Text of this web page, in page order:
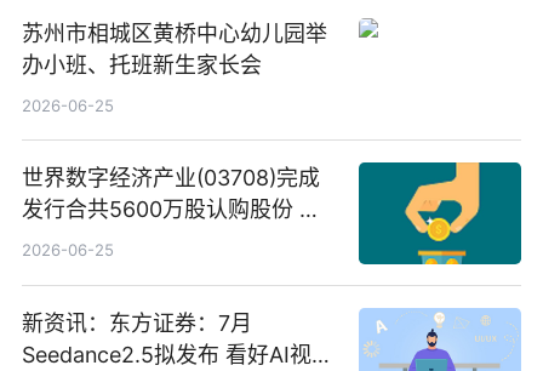
苏州市相城区黄桥中心幼儿园举
办小班、托班新生家长会
2026-06-25
世界数字经济产业(03708)完成
发行合共5600万股认购股份 净
筹约1007万港元 独家焦点
2026-06-25
新资讯：东方证券：7月
Seedance2.5拟发布 看好AI视频